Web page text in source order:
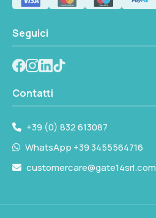
Seguici
Contatti
+39 (0) 832 613087
WhatsApp +39 3455564716
customercare@gate14srl.com